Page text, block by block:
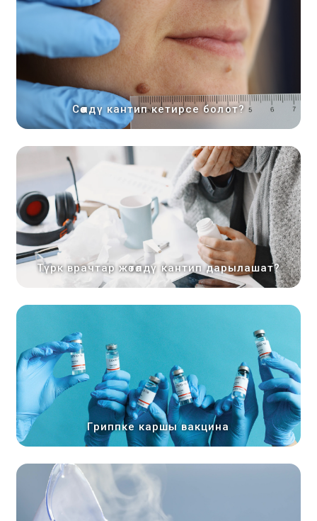
Сөөлдү кантип кетирсе болот?
Түрк врачтар жөтөлдү кантип дарылашат?
Гриппке каршы вакцина